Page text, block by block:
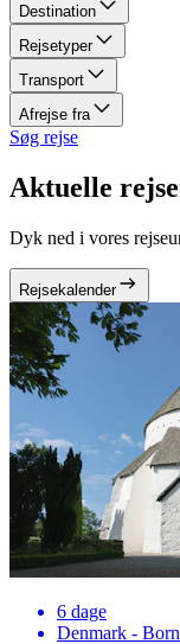
Destination
Rejsetyper
Transport
Afrejse fra
Søg rejse
Aktuelle
Dyk ned i vores
Rejsekalender
6 dage
Denmark -